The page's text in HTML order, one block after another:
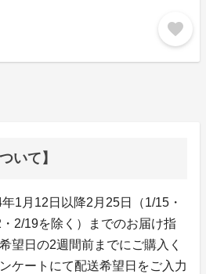
favorite
いて】
1月12日以降2月25日（1/15・
2/19を除く）までのお届け指
望日の2週間前までにご購入く
ケートにて配送希望日をご入力